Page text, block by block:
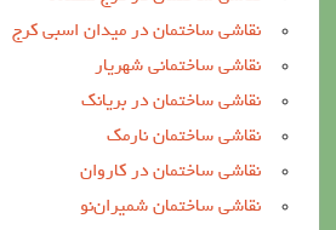
نقاشی ساختمان در میدان اسبی کرج
نقاشی ساختمانی شهریار
نقاشی ساختمان در بریانک
نقاشی ساختمان نارمک
نقاشی ساختمان در کاروان
نقاشی ساختمان شمیران‌نو